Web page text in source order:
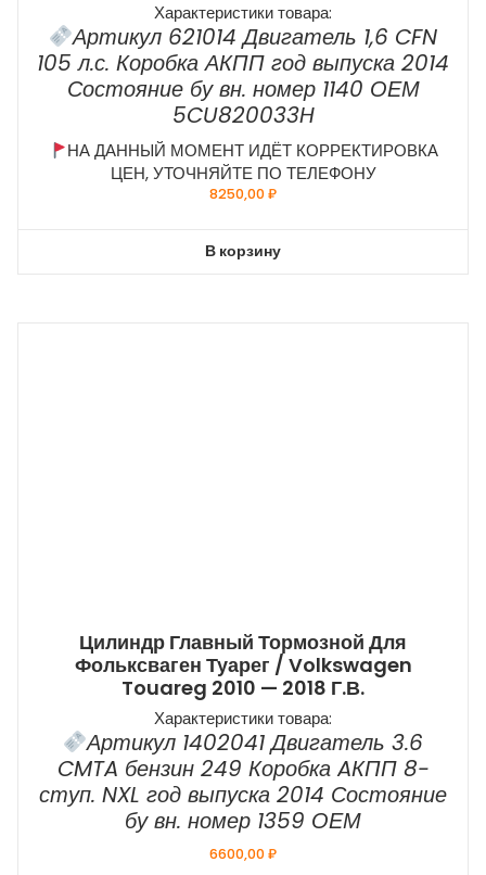
Характеристики товара:
Артикул 621014 Двигатель 1,6 CFN
105 л.с. Коробка АКПП год выпуска 2014
Состояние бу вн. номер 1140 ОЕМ
5CU820033H
НА ДАННЫЙ МОМЕНТ ИДЁТ КОРРЕКТИРОВКА
ЦЕН, УТОЧНЯЙТЕ ПО ТЕЛЕФОНУ
8250,00₽
В корзину
Цилиндр Главный Тормозной Для
Фольксваген Туарег / Volkswagen
Touareg 2010 — 2018 Г.в.
Характеристики товара:
Артикул 1402041 Двигатель 3.6
CMTA бензин 249 Коробка AКПП 8-
ступ. NXL год выпуска 2014 Состояние
бу вн. номер 1359 ОЕМ
6600,00₽